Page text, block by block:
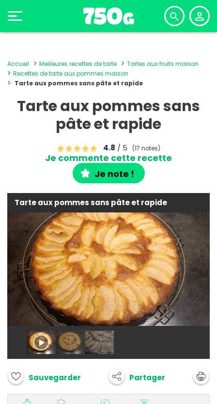
Accueil Meilleures recettes de tarte
Tartes aux fruits maison
Recettes de tarte aux pommes maison
Tarte aux pommes sans pâte et rapide
Tarte aux pommes sans
pâte et rapide
4.8 / 5 (17 notes)
Je commente cette recette
Je note !
Tarte aux pommes sans pâte et rapide
Sauvegarder Partager